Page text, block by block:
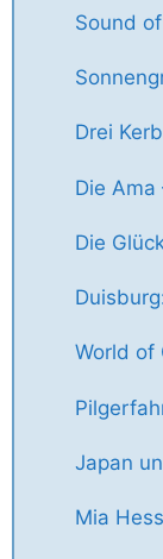
Sound
Drei
Die Ama
Die
World of
Japan
Mia